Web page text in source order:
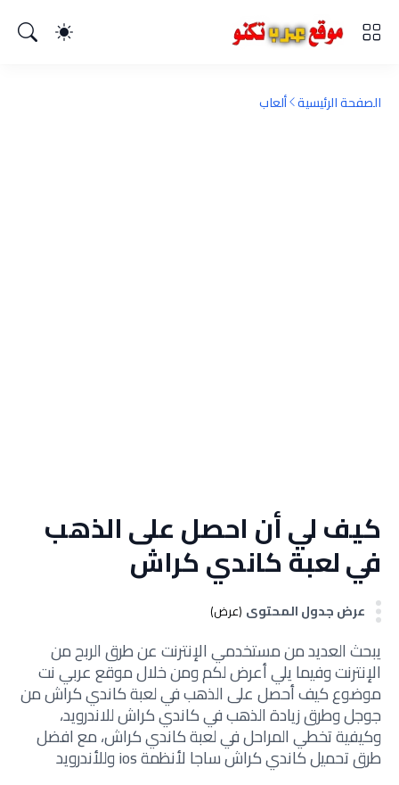
الصفحة الرئيسية ألعاب
كيف لي أن احصل على الذهب
في لعبة كاندي كراش
عرض جدول المحتوى (عرض)
يبحث العديد من مستخدمي الإنترنت عن طرق الربح من
الإنترنت وفيما يلي أعرض لكم ومن خلال موقع عربي نت
موضوع كيف أحصل على الذهب في لعبة كاندي كراش من
جوجل وطرق زيادة الذهب في كاندي كراش للاندرويد،
وكيفية تخطي المراحل في لعبة كاندي كراش، مع افضل
طرق تحميل كاندي كراش ساجا لأنظمة ios وللأندرويد